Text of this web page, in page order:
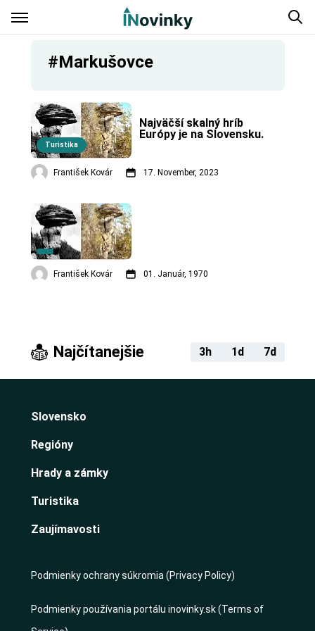
#Markušovce
Turistika
Najväčší skalný hríb
Európy je na Slovensku.
František Kovár 17. November, 2023
František Kovár 01. Január, 1970
Najčítanejšie 3h 1d 7d
Slovensko
Regióny
Hrady a zámky
Turistika
Zaujímavosti
Podmienky ochrany súkromia (Privacy Policy)
Podmienky používania portálu inovinky.sk (Terms of